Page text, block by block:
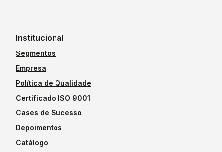
Institucional
Segmentos
Empresa
Política de Qualidade
Certificado ISO 9001
Cases de Sucesso
Depoimentos
Catálogo